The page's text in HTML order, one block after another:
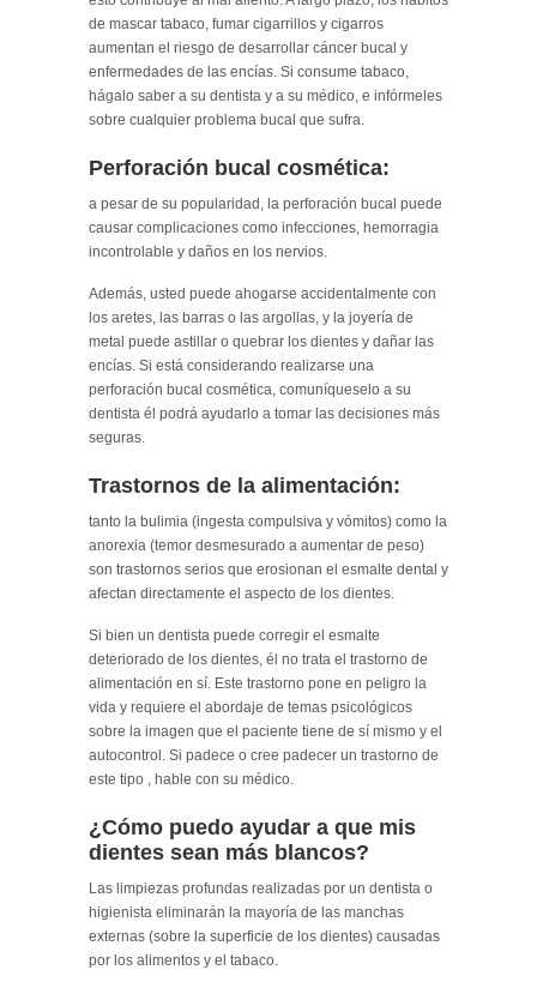
de mascar tabaco, fumar cigarrillos y cigarros
aumentan el riesgo de desarrollar cáncer bucal y
enfermedades de las encías. Si consume tabaco,
hágalo saber a su dentista y a su médico, e infórmeles
sobre cualquier problema bucal que sufra.
Perforación bucal cosmética:
a pesar de su popularidad, la perforación bucal puede
causar complicaciones como infecciones, hemorragia
incontrolable y daños en los nervios.
Además, usted puede ahogarse accidentalmente con
los aretes, las barras o las argollas, y la joyería de
metal puede astillar o quebrar los dientes y dañar las
encías. Si está considerando realizarse una
perforación bucal cosmética, comuníqueselo a su
dentista él podrá ayudarlo a tomar las decisiones más
seguras.
Trastornos de la alimentación:
tanto la bulimia (ingesta compulsiva y vómitos) como la
anorexia (temor desmesurado a aumentar de peso)
son trastornos serios que erosionan el esmalte dental y
afectan directamente el aspecto de los dientes.
Si bien un dentista puede corregir el esmalte
deteriorado de los dientes, él no trata el trastorno de
alimentación en sí. Este trastorno pone en peligro la
vida y requiere el abordaje de temas psicológicos
sobre la imagen que el paciente tiene de sí mismo y el
autocontrol. Si padece o cree padecer un trastorno de
este tipo , hable con su médico.
¿Cómo puedo ayudar a que mis
dientes sean más blancos?
Las limpiezas profundas realizadas por un dentista o
higienista eliminarán la mayoría de las manchas
externas (sobre la superficie de los dientes) causadas
por los alimentos y el tabaco.